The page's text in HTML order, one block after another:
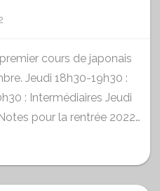
cours de japonais
Jeudi 18h30-19h30 :
: Intermédiaires Jeudi
pour la rentrée 2022…